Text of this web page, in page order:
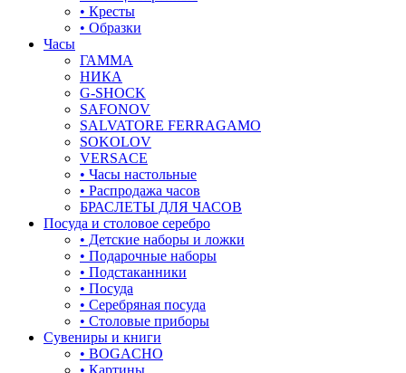
круг (шар)
крылья и перья
листья
ловец снов
лошадки и единороги
лягушки
медведь
музыка
мышки
обереги
• Кресты
• Образки
Часы
ГАММА
НИКА
G-SHOCK
SAFONOV
SALVATORE FERRAGAMO
SOKOLOV
VERSACE
• Часы настольные
• Распродажа часов
БРАСЛЕТЫ ДЛЯ ЧАСОВ
Посуда и столовое серебро
• Детские наборы и ложки
• Подарочные наборы
• Подстаканники
• Посуда
• Серебряная посуда
• Столовые приборы
Сувениры и книги
• BOGACHO
• Картины